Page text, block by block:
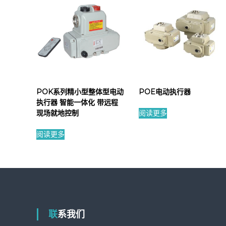
POK系列精小型整体型电动
执行器 智能一体化 带远程
现场就地控制
阅读更多
POE电动执行器
阅读更多
联系我们